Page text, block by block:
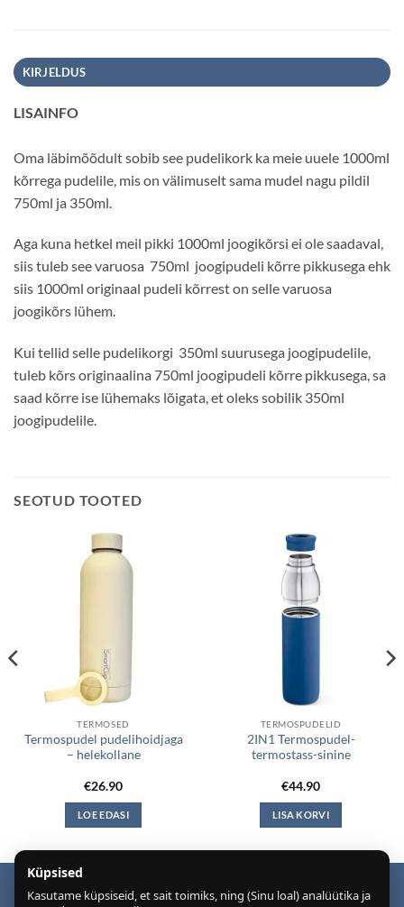
KIRJELDUS
LISAINFO
Oma läbimõõdult sobib see pudelikork ka meie uuele 1000ml
kõrrega pudelile, mis on välimuselt sama mudel nagu pildil
750ml ja 350ml.
Aga kuna hetkel meil pikki 1000ml joogikõrsi ei ole saadaval,
siis tuleb see varuosa 750ml joogipudeli kõrre pikkusega ehk
siis 1000ml originaal pudeli kõrrest on selle varuosa
joogikõrs lühem.
Kui tellid selle pudelikorgi 350ml suurusega joogipudelile,
tuleb kõrs originaalina 750ml joogipudeli kõrre pikkusega, sa
saad kõrre ise lühemaks lõigata, et oleks sobilik 350ml
joogipudelile.
SEOTUD TOOTED
TERMOSED
Termospudel pudelihoidjaga
– helekollane
€26.90
LOE EDASI
TERMOSPUDELID
2IN1 Termospudel-
termostass-sinine
€44.90
LISA KORVI
Puiduõlid ja vahadÕhuniisutajad
Küpsised
Kasutame küpsiseid, et sait toimiks, ning (Sinu loal) analüütika ja